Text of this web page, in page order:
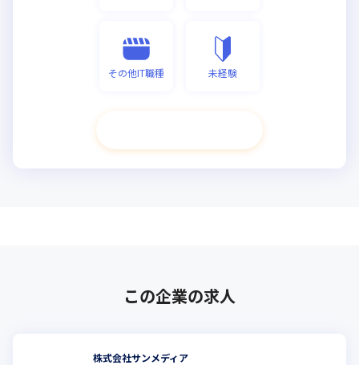
その他IT職種 未経験
この企業の求人
株式会社サンメディア